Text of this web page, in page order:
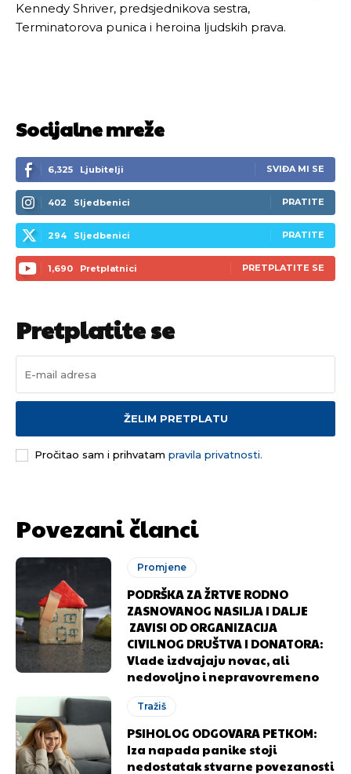
Kennedy Shriver, predsjednikova sestra,
Terminatorova punica i heroina ljudskih prava.
Socijalne mreže
6,325 Ljubitelji SVIĐA MI SE
402 Sljedbenici PRATITE
294 Sljedbenici PRATITE
1,690 Pretplatnici PRETPLATITE SE
Pretplatite se
ŽELIM PRETPLATU
Pročitao sam i prihvatam pravila privatnosti.
Povezani članci
Promjene
PODRŠKA ZA ŽRTVE RODNO
ZASNOVANOG NASILJA I DALJE
ZAVISI OD ORGANIZACIJA
CIVILNOG DRUŠTVA I DONATORA:
Vlade izdvajaju novac, ali
nedovoljno i nepravovremeno
Tražiš
PSIHOLOG ODGOVARA PETKOM:
Iza napada panike stoji
nedostatak stvarne povezanosti